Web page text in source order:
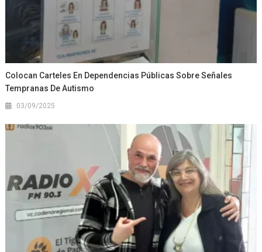
Colocan Carteles En Dependencias Públicas Sobre Señales
Tempranas De Autismo
03/09/2025